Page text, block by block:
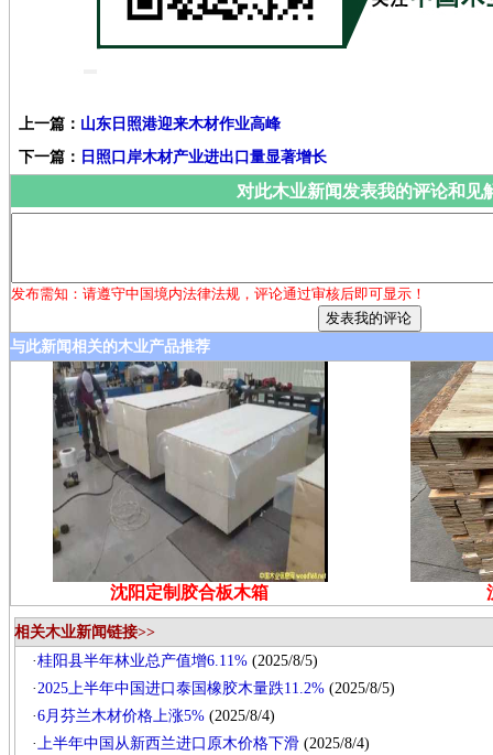
上一篇： 山东日照港迎来木材作业高峰
下一篇： 日照口岸木材产业进出口量显著增长
对此木业新闻发表我的评论和见
发布需知：请遵守中国境内法律法规，评论通过审核后即可显示！
与此新闻相关的木业产品推荐
沈阳定制胶合板木箱
相关木业新闻链接>>
·桂阳县半年林业总产值增6.11% (2025/8/5)
·2025上半年中国进口泰国橡胶木量跌11.2% (2025/8/5)
·6月芬兰木材价格上涨5% (2025/8/4)
·上半年中国从新西兰进口原木价格下滑 (2025/8/4)